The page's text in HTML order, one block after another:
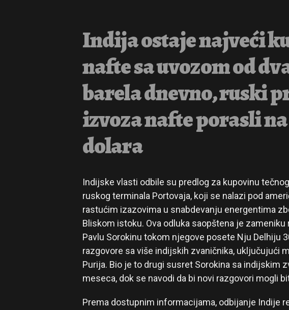
Indija ostaje najveći
nafte sa uvozom od
barela dnevno, ruski
izvoza nafte porasli
dolara
Indijske vlasti odbile su predlog za kupovinu
ruskog terminala Portovaja, koji se nalazi pod
rastućim izazovima u snabdevanju energentima
Bliskom istoku. Ova odluka saopštena je
Pavlu Sorokinu tokom njegove posete Nju Delhiju
razgovore sa više indijskih zvaničnika, uključujući
Purija. Bio je to drugi susret Sorokina sa indijskim
meseca, dok se navodi da bi novi razgovori mogli
Prema dostupnim informacijama, odbijanje Indije